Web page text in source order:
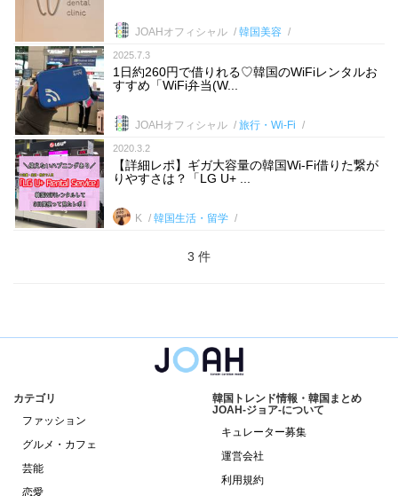
JOAHオフィシャル 韓国美容
2025.7.3
1日約260円で借りれる♡韓国のWiFiレンタルお
すすめ「WiFi弁当(W...
JOAHオフィシャル 旅行・Wi-Fi
2020.3.2
【詳細レポ】ギガ大容量の韓国Wi-Fi借りた繋が
りやすさは？「LG U+ ...
K 韓国生活・留学
3 件
カテゴリ
ファッション
グルメ・カフェ
芸能
恋愛
韓国トレンド情報・韓国まとめ
JOAH-ジョア-について
キュレーター募集
運営会社
利用規約